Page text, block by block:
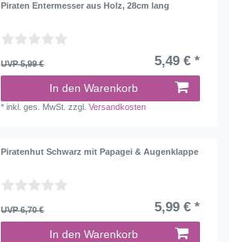
Piraten Entermesser aus Holz, 28cm lang
UVP 5,99 € 5,49 € *
In den Warenkorb
*inkl. ges. MwSt. zzgl.Versandkosten
Piratenhut Schwarz mit Papagei & Augenklappe
UVP 6,70 € 5,99 € *
In den Warenkorb